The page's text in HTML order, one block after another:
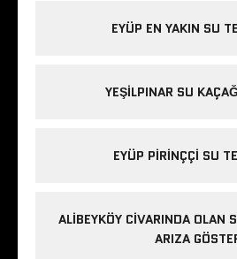
EYÜP EN YAKIN SU
YEŞILPINAR SU
EYÜP PIRINÇÇI SU
ALIBEYKÖY CIVARINDA OLAN
ARIZA